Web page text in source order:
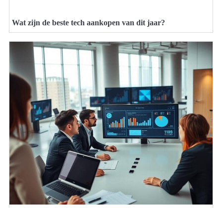
Wat zijn de beste tech aankopen van dit jaar?